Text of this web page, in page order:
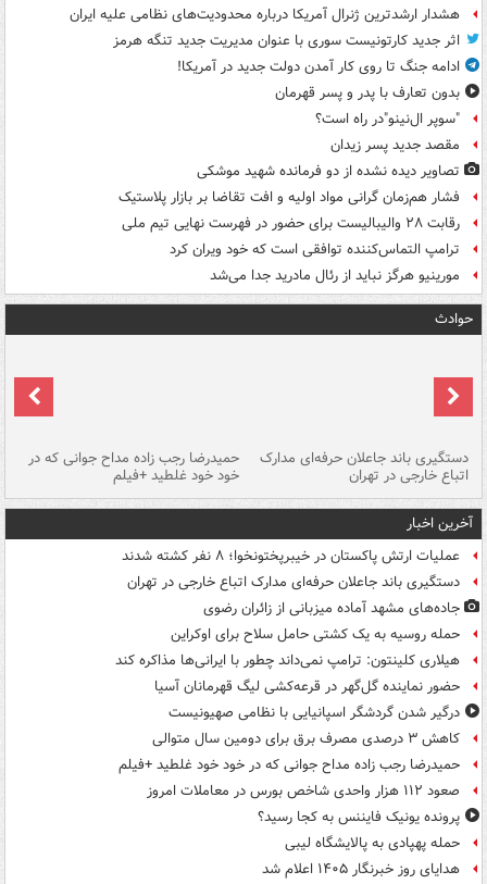
هشدار ارشدترین ژنرال آمریکا درباره محدودیت‌های نظامی علیه ایران
اثر جدید کارتونیست سوری با عنوان مدیریت جدید تنگه هرمز
ادامه جنگ تا روی کار آمدن دولت جدید در آمریکا!
بدون تعارف با پدر و پسر قهرمان
"سوپر ال‌نینو"در راه است؟
مقصد جدید پسر زیدان
تصاویر دیده‌ نشده از دو فرمانده شهید موشکی
فشار هم‌زمان گرانی مواد اولیه و افت تقاضا بر بازار پلاستیک
رقابت ۲۸ والیبالیست برای حضور در فهرست نهایی تیم ملی
ترامپ التماس‌کننده توافقی است که خود ویران کرد
مورینیو هرگز نباید از رئال مادرید جدا می‌شد
حوادث
دستگیری باند جاعلان حرفه‌ای مدارک
اتباع خارجی در تهران
حمیدرضا رجب زاده مداح جوانی که در
خود خود غلطید +فیلم
آخرین اخبار
عملیات ارتش پاکستان در خیبرپختونخوا؛ ۸ نفر کشته شدند
دستگیری باند جاعلان حرفه‌ای مدارک اتباع خارجی در تهران
جاده‌های مشهد آماده میزبانی از زائران رضوی
حمله روسیه به یک کشتی حامل سلاح برای اوکراین
هیلاری کلینتون: ترامپ نمی‌داند چطور با ایرانی‌ها مذاکره کند
حضور نماینده گل‌گهر در قرعه‌کشی لیگ قهرمانان آسیا
درگیر شدن گردشگر اسپانیایی با نظامی صهیونیست
کاهش ۳ درصدی مصرف برق برای دومین سال متوالی
حمیدرضا رجب زاده مداح جوانی که در خود خود غلطید +فیلم
صعود ۱۱۲ هزار واحدی شاخص بورس در معاملات امروز
پرونده یونیک فایننس به کجا رسید؟
حمله پهپادی به پالایشگاه لیبی
هدایای روز خبرنگار ۱۴۰۵ اعلام شد